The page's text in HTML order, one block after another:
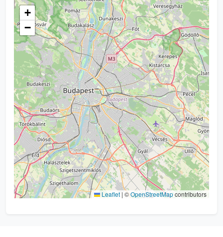
+
−
Leaflet | ©OpenStreetMapcontributors